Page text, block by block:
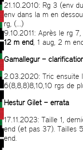
21.10.2010: Rg 3 (env
env dans la m en
rg, (…)
9.10.2011: Après le rg
12 m end, 1 aug, 2 m
Gamallegur –
2.03.2020: Tric ensuite
6(8,8,8)8,10,10 rgs de
Hestur Gilet – errata
17.11.2023: Taille 1,
end (et pas 37). Tailles
end.